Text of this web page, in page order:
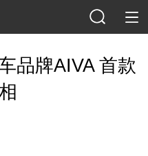
品牌AIVA 首款